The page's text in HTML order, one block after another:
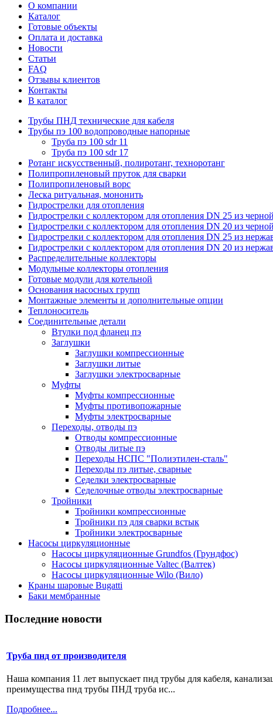
О компании
Каталог
Готовые объекты
Оплата и доставка
Новости
Статьи
FAQ
Отзывы клиентов
Контакты
В каталог
Трубы ПНД технические для кабеля
Трубы пэ 100 водопроводные напорные
Труба пэ 100 sdr 11
Труба пэ 100 sdr 17
Ротанг искусственный, полиротанг, техноротанг
Полипропиленовый пруток для сварки
Полипропиленовый ворс
Леска ритуальная, мононить
Гидрострелки для отопления
Гидрострелки с коллектором для отопления DN 25 из
Гидрострелки с коллектором для отопления DN 20 из
Гидрострелки с коллектором для отопления DN 25 из
Гидрострелки с коллектором для отопления DN 20 из
Распределительные коллекторы
Модульные коллекторы отопления
Готовые модули для котельной
Основания насосных групп
Монтажные элементы и дополнительные опции
Теплоноситель
Соединительные детали
Втулки под фланец пэ
Заглушки
Заглушки компрессионные
Заглушки литые
Заглушки электросварные
Муфты
Муфты компрессионные
Муфты противопожарные
Муфты электросварные
Переходы, отводы пэ
Отводы компрессионные
Отводы литые пэ
Переходы НСПС "Полиэтилен-сталь"
Переходы пэ литые, сварные
Седелки электросварные
Седелочные отводы электросварные
Тройники
Тройники компрессионные
Тройники пэ для сварки встык
Тройники электросварные
Насосы циркуляционные
Насосы циркуляционные Grundfos (Грундфос)
Насосы циркуляционные Valtec (Валтек)
Насосы циркуляционные Wilo (Вило)
Краны шаровые Bugatti
Баки мембранные
Последние новости
Труба пнд от производителя
Наша компания 11 лет выпускает пнд трубы для кабеля,
преимущества пнд трубы ПНД труба ис...
Подробнее...